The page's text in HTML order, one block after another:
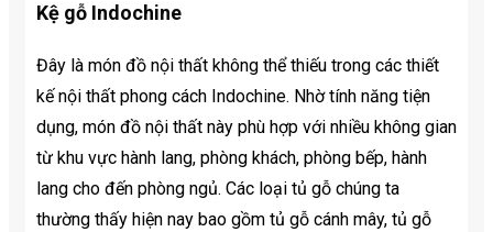
Kệ gỗ Indochine
Đây là món đồ nội thất không thể thiếu trong các thiết
kế nội thất phong cách Indochine. Nhờ tính năng tiện
dụng, món đồ nội thất này phù hợp với nhiều không gian
từ khu vực hành lang, phòng khách, phòng bếp, hành
lang cho đến phòng ngủ. Các loại tủ gỗ chúng ta
thường thấy hiện nay bao gồm tủ gỗ cánh mây, tủ gỗ